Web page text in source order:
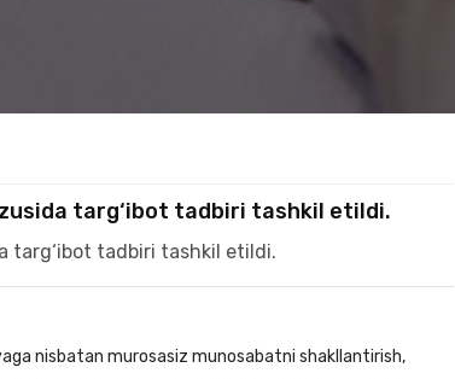
targ‘ibot tadbiri tashkil etildi.
nisbatan murosasiz munosabatni shakllantirish,